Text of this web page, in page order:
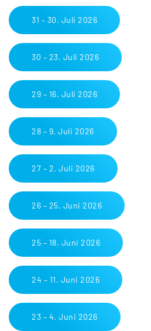
31 – 30. Juli 2026
30 – 23. Juli 2026
29 – 16. Juli 2026
28 – 9. Juli 2026
27 – 2. Juli 2026
26 – 25. Juni 2026
25 – 18. Juni 2026
24 – 11. Juni 2026
23 – 4. Juni 2026